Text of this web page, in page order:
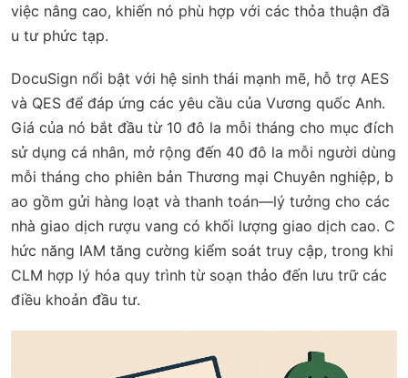
việc nâng cao, khiến nó phù hợp với các thỏa thuận đầ
u tư phức tạp.
DocuSign nổi bật với hệ sinh thái mạnh mẽ, hỗ trợ AES
và QES để đáp ứng các yêu cầu của Vương quốc Anh.
Giá của nó bắt đầu từ 10 đô la mỗi tháng cho mục đích
sử dụng cá nhân, mở rộng đến 40 đô la mỗi người dùng
mỗi tháng cho phiên bản Thương mại Chuyên nghiệp, b
ao gồm gửi hàng loạt và thanh toán—lý tưởng cho các
nhà giao dịch rượu vang có khối lượng giao dịch cao. C
hức năng IAM tăng cường kiểm soát truy cập, trong khi
CLM hợp lý hóa quy trình từ soạn thảo đến lưu trữ các
điều khoản đầu tư.